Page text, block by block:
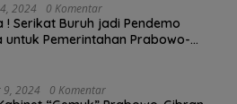
2024 0 Komentar
! Serikat Buruh jadi Pendemo
untuk Pemerintahan Prabowo-
9, 2024 0 Komentar